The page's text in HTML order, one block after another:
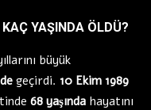
YAŞINDA ÖLDÜ?
büyük
geçirdi. 10 Ekim 1989
68 yaşında hayatını